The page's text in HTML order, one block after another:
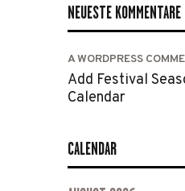
NEUESTE KOMMENTARE
A WORDPRESS
Add Festival
Calendar
CALENDAR